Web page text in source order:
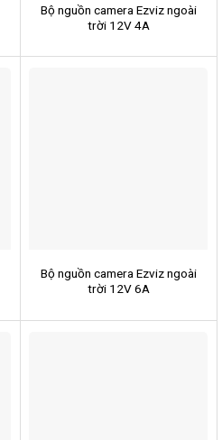
Bộ nguồn camera Ezviz ngoài
trời 12V 4A
Bộ nguồn camera Ezviz ngoài
trời 12V 6A